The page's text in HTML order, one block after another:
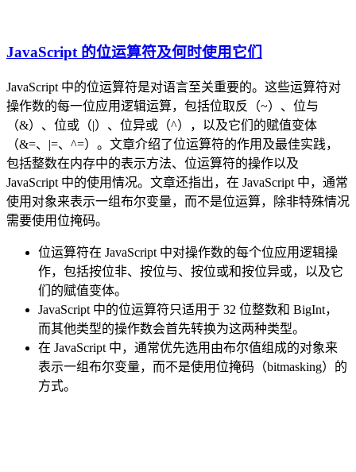
JavaScript 的位运算符及何时使用它们
JavaScript 中的位运算符是对语言至关重要的。这些运算符对
操作数的每一位应用逻辑运算，包括位取反（~）、位与
（&）、位或（|）、位异或（^），以及它们的赋值变体
（&=、|=、^=）。文章介绍了位运算符的作用及最佳实践，
包括整数在内存中的表示方法、位运算符的操作以及
JavaScript 中的使用情况。文章还指出，在 JavaScript 中，通常
使用对象来表示一组布尔变量，而不是位运算，除非特殊情况
需要使用位掩码。
位运算符在 JavaScript 中对操作数的每个位应用逻辑操
作，包括按位非、按位与、按位或和按位异或，以及它
们的赋值变体。
JavaScript 中的位运算符只适用于 32 位整数和 BigInt，
而其他类型的操作数会首先转换为这两种类型。
在 JavaScript 中，通常优先选用由布尔值组成的对象来
表示一组布尔变量，而不是使用位掩码（bitmasking）的
方式。